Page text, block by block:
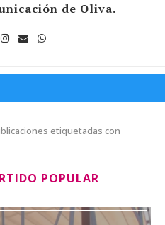
de Oliva.
etiquetadas con
POPULAR